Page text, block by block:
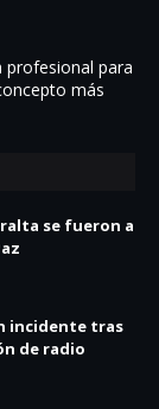
profesional para
más
se fueron a
incidente tras
de radio